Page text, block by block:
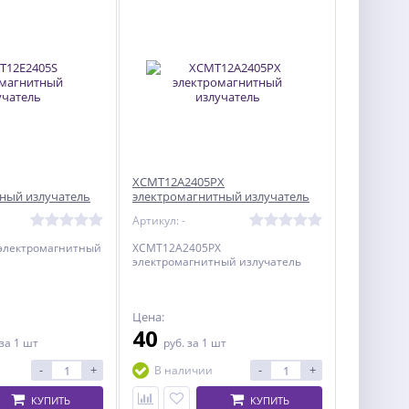
излучатель
за 1 шт
- +
КУПИТЬ
XCMT12A2405PX
электромагнитный излучатель
Артикул: -
XCMT12A2405PX
электромагнитный излучатель
Цена:
40 руб. за 1 шт
В наличии
- +
КУПИТЬ